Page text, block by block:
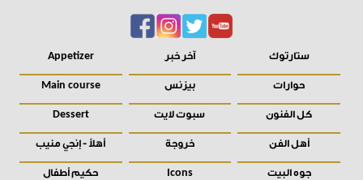
ستارتوك
حوارات
كل الفنون
أهل الفن
جوه البيت
آخر خبر
بيزنس
سبوت لايت
خروجة
Icons
Appetizer
Main course
Dessert
أهلاً - إنجي منيب
حكيم أطفال